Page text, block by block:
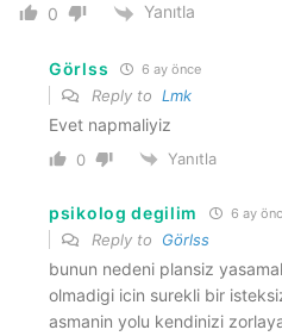
0 Yanıtla
Görlss 6 ay önce
Reply to Lmk
Evet napmaliyiz
0 Yanıtla
psikolog degilim 6 ay
Reply to Görlss
bunun nedeni plansiz
olmadigi icin surekli bir
asmanin yolu kendinizi